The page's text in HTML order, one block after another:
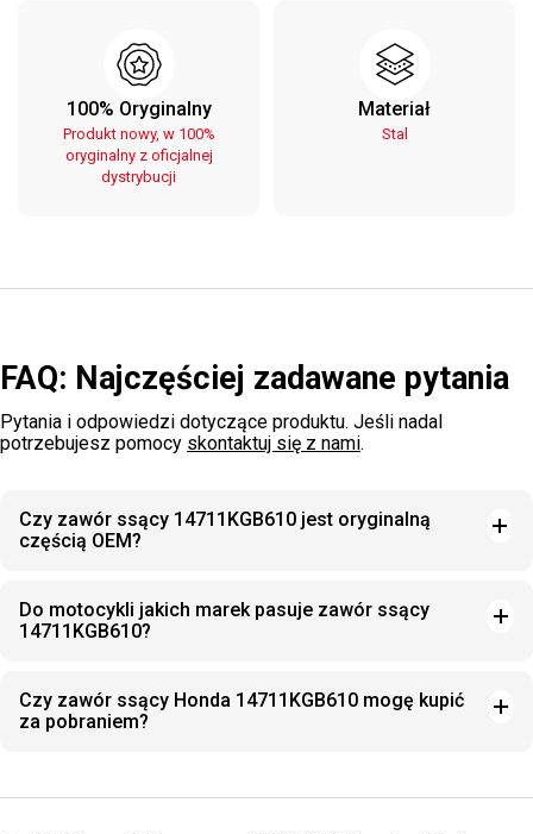
100% Oryginalny
Produkt nowy, w 100%
oryginalny z oficjalnej
dystrybucji
Materiał
Stal
FAQ: Najczęściej zadawane pytania
Pytania i odpowiedzi dotyczące produktu. Jeśli nadal
potrzebujesz pomocy skontaktuj się z nami.
Czy zawór ssący 14711KGB610 jest oryginalną
częścią OEM?
Do motocykli jakich marek pasuje zawór ssący
14711KGB610?
Czy zawór ssący Honda 14711KGB610 mogę kupić
za pobraniem?